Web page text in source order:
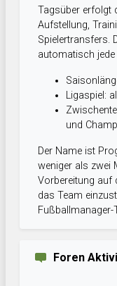
Tagsüber erfolgt
Aufstellung,
Spielertransfers.
automatisch
Ligaspiel:
und
Der Name ist
weniger als zwei
Vorbereitung auf
das Team
Fußballmanager-
Foren